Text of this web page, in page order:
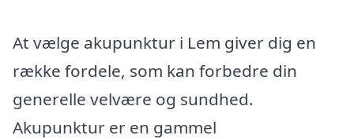
At vælge akupunktur i Lem giver dig en
række fordele, som kan forbedre din
generelle velvære og sundhed.
Akupunktur er en gammel